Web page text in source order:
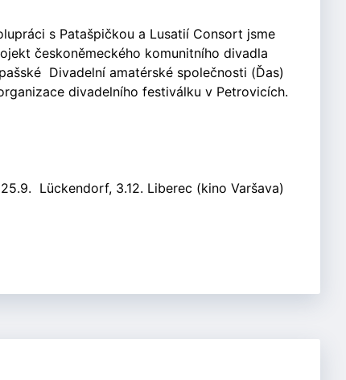
s Patašpičkou a Lusatií Consort jsme
českoněmeckého komunitního divadla
Divadelní amatérské společnosti (Ďas)
divadelního festiválku v Petrovicích.
Lückendorf, 3.12. Liberec (kino Varšava)